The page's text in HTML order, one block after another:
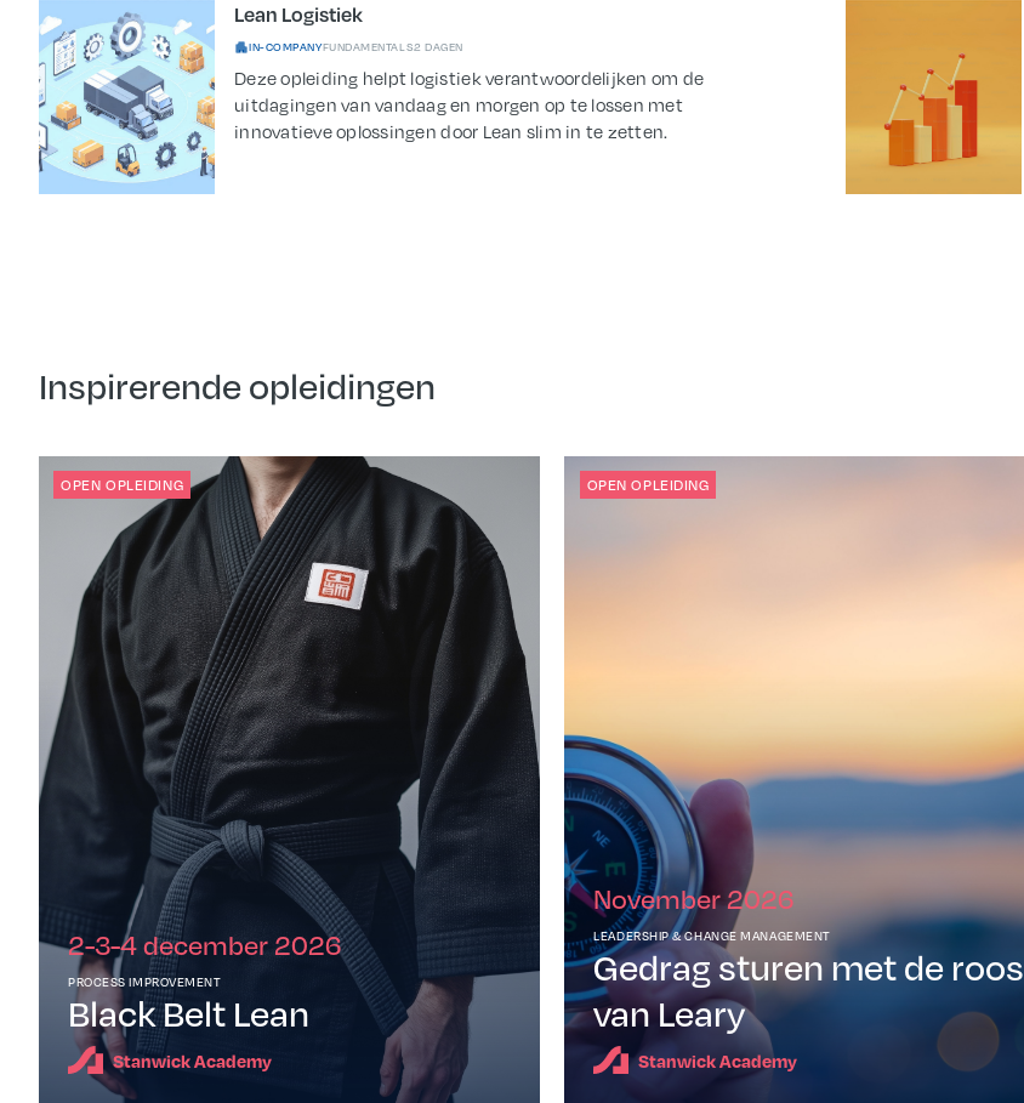
Lean Logistiek
IN-COMPANYFUNDAMENTALS2 DAGEN
Deze opleiding helpt logistiek verantwoordelijken om de
uitdagingen van vandaag en morgen op te lossen met
innovatieve oplossingen door Lean slim in te zetten.
Inspirerende opleidingen
OPEN OPLEIDING
2-3-4 december 2026
PROCESS IMPROVEMENT
Black Belt Lean
Stanwick Academy
OPEN OPLEIDING
November 2026
LEADERSHIP & CHANGE MANAGEMENT
Gedrag sturen met de roos
van Leary
Stanwick Academy